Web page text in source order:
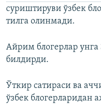
суриштируви ўзбек
тилга олинмади.
Айрим блогерлар унга
билдирди.
Ўткир сатираси ва
ўзбек блогерларидан